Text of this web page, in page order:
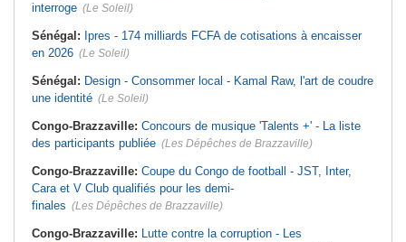
interroge (Le Soleil)
Sénégal: Ipres - 174 milliards FCFA de cotisations à encaisser
en 2026 (Le Soleil)
Sénégal: Design - Consommer local - Kamal Raw, l'art de coudre
une identité (Le Soleil)
Congo-Brazzaville: Concours de musique 'Talents +' - La liste
des participants publiée (Les Dépêches de Brazzaville)
Congo-Brazzaville: Coupe du Congo de football - JST, Inter,
Cara et V Club qualifiés pour les demi-
finales (Les Dépêches de Brazzaville)
Congo-Brazzaville: Lutte contre la corruption - Les